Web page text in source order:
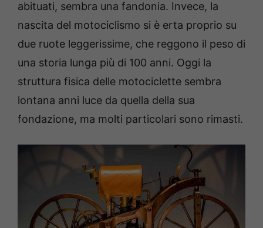
abituati, sembra una fandonia. Invece, la
nascita del motociclismo si è erta proprio su
due ruote leggerissime, che reggono il peso di
una storia lunga più di 100 anni. Oggi la
struttura fisica delle motociclette sembra
lontana anni luce da quella della sua
fondazione, ma molti particolari sono rimasti.